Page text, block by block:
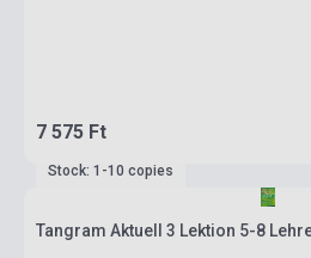
7 575 Ft
Stock: 1-10 copies
Tangram Aktuell 3 Lektion 5-8